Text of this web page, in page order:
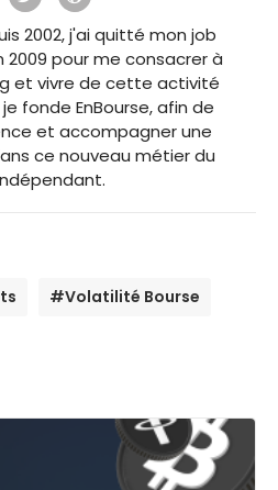
2002, j'ai quitté mon job
pour me consacrer à
et vivre de cette activité
fonde EnBourse, afin de
et accompagner une
ce nouveau métier du
#Volatilité Bourse